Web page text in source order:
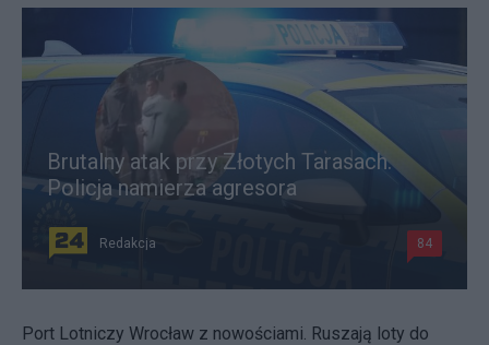
Brutalny atak przy Złotych Tarasach.
Policja namierza agresora
Redakcja 84
Port Lotniczy Wrocław z nowościami. Ruszają loty do